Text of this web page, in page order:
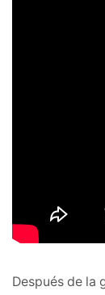
Después de la